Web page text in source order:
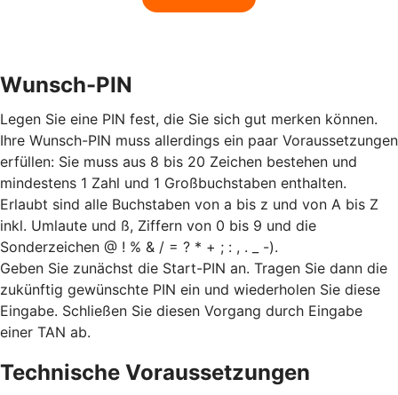
Wunsch-PIN
Legen Sie eine PIN fest, die Sie sich gut merken können.
Ihre Wunsch-PIN muss allerdings ein paar Voraussetzungen
erfüllen: Sie muss aus 8 bis 20 Zeichen bestehen und
mindestens 1 Zahl und 1 Großbuchstaben enthalten.
Erlaubt sind alle Buchstaben von a bis z und von A bis Z
inkl. Umlaute und ß, Ziffern von 0 bis 9 und die
Sonderzeichen @ ! % & / = ? * + ; : , . _ -).
Geben Sie zunächst die Start-PIN an. Tragen Sie dann die
zukünftig gewünschte PIN ein und wiederholen Sie diese
Eingabe. Schließen Sie diesen Vorgang durch Eingabe
einer TAN ab.
Technische Voraussetzungen